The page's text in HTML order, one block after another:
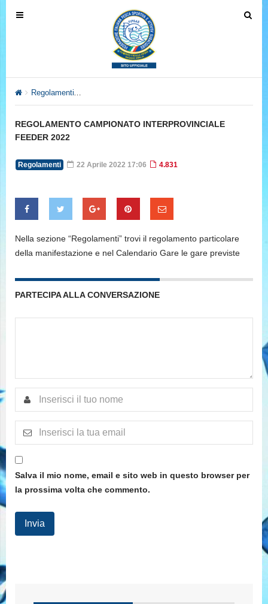
T
v
g
a
T
Regolamenti
REGOLAMENTO CAMPIONATO INTERPROVINCIALE
FEEDER 2022
Regolamenti 22 Aprile 2022 17:06 4.831
Nella sezione “Regolamenti” trovi il regolamento particolare
della manifestazione e nel Calendario Gare le gare previste
PARTECIPA ALLA CONVERSAZIONE
Salva il mio nome, email e sito web in questo browser per
la prossima volta che commento.